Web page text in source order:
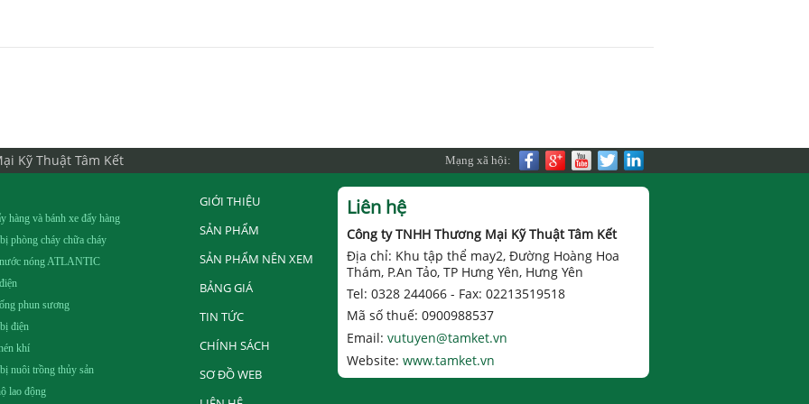
Kỹ Thuật Tâm Kết Mạng xã hội:
hàng và bánh xe đẩy hàng
phòng cháy chữa cháy
nóng ATLANTIC
phun sương
điện
khí
nuôi trồng thủy sản
lao động
GIỚI THIỆU
SẢN PHẨM
SẢN PHẨM NÊN XEM
BẢNG GIÁ
TIN TỨC
CHÍNH SÁCH
SƠ ĐỒ WEB
Liên hệ
Công ty TNHH Thương Mại Kỹ Thuật Tâm Kết
Địa chỉ: Khu tập thể may2, Đường Hoàng Hoa
Thám, P.An Tảo, TP Hưng Yên, Hưng Yên
Tel: 0328 244066 - Fax: 02213519518
Mã số thuế: 0900988537
Email: vutuyen@tamket.vn
Website: www.tamket.vn